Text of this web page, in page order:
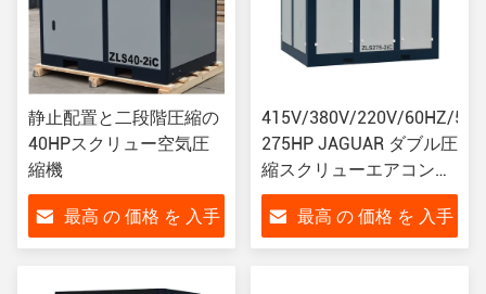
静止配置と二段階圧縮の
40HPスクリュー空気圧
縮機
最高 の 価格 を 入手
415V/380V/220V/60HZ/
275HP JAGUAR ダブル圧
縮スクリューエアコンプ
レッサー
3000*2700*2250
最高 の 価格 を 入手